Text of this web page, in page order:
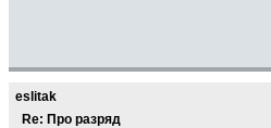
eslitak
Re: Про разряд